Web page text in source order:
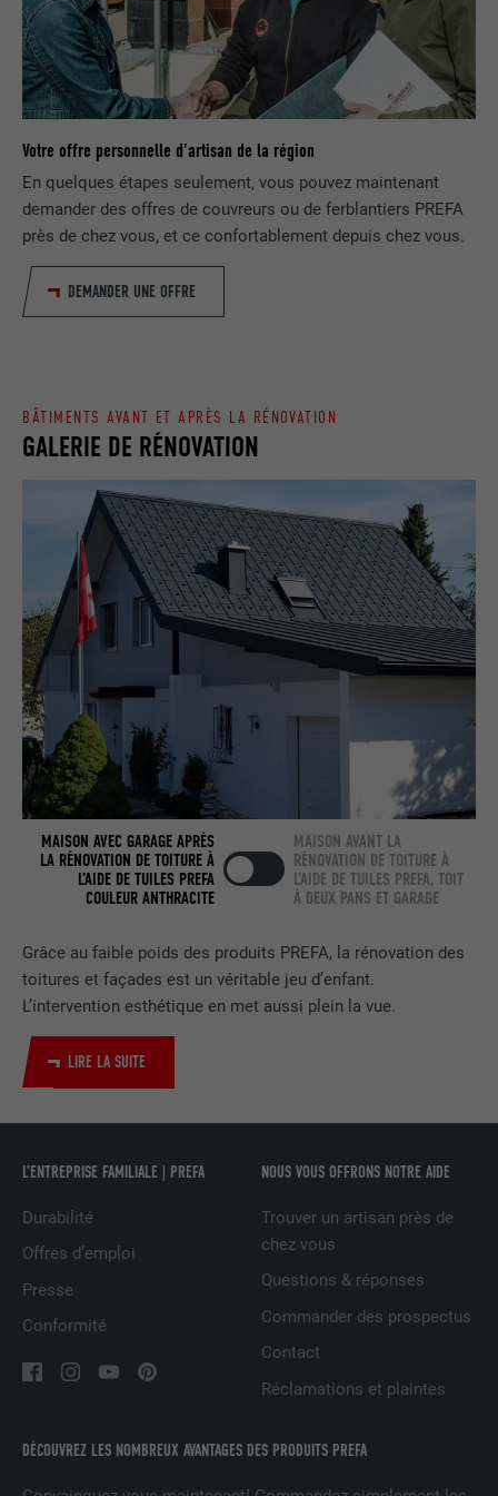
Votre offre personnelle d'artisan de la région
En quelques étapes seulement, vous pouvez maintenant
demander des offres de couvreurs ou de ferblantiers PREFA
près de chez vous, et ce confortablement depuis chez vous.
DEMANDER UNE OFFRE
Grâce au faible poids des produits PREFA, la rénovation des
toitures et façades est un véritable jeu d’enfant.
L’intervention esthétique en met aussi plein la vue.
LIRE LA SUITE
GALERIE DE RÉNOVATION
BÂTIMENTS AVANT ET APRÈS LA RÉNOVATION
MAISON AVEC GARAGE APRÈS
LA RÉNOVATION DE TOITURE À
L’AIDE DE TUILES PREFA
COULEUR ANTHRACITE
MAISON AVANT LA
RÉNOVATION DE TOITURE À
L’AIDE DE TUILES PREFA, TOIT
À DEUX PANS ET GARAGE
DÉCOUVREZ LES NOMBREUX AVANTAGES DES PRODUITS PREFA
L’ENTREPRISE FAMILIALE | PREFA
Durabilité
Offres d’emploi
Presse
Conformité
NOUS VOUS OFFRONS NOTRE AIDE
Trouver un artisan près de
chez vous
Questions & réponses
Commander des prospectus
Contact
Réclamations et plaintes
EXPIRATION 1 jour
Enregistre un identifiant unique utilisé
pour générer des données statistiques
sur la manière dont l'utilisateur utilise le
NOM _gaexp
FOURNISSEUR Google Optimize
UTILITÉ
autorise l'utilisation de cookies. Ne
contient aucun élément d'identification.
SafeSearch doit être activé ou non.
NOM lang
EXPIRATION Session
UTILITÉ
Enregistre la langue choisie par
UTILITÉ
Utilisé par LinkedIn lorsqu'un site
Internet contient une fenêtre « Suivez-
nous » intégrée.
NOM bcookie
FOURNISSEUR
EXPIRATION 2 ans
UTILITÉ
Utilisé par le service de réseau social
LinkedIn pour suivre l'utilisation de
services intégrés.
NOM bscookie
EXPIRATION 2 ans
UTILITÉ
EXPIRATION
plusieurs sites Internet afin d'afficher de
la publicité adaptée aux préférences de
NOM lidc